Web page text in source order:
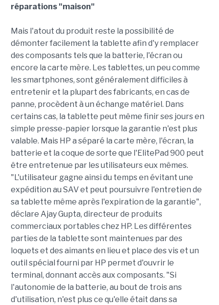
réparations "maison"
Mais l'atout du produit reste la possibilité de
démonter facilement la tablette afin d'y remplacer
des composants tels que la batterie, l'écran ou
encore la carte mère. Les tablettes, un peu comme
les smartphones, sont généralement difficiles à
entretenir et la plupart des fabricants, en cas de
panne, procèdent à un échange matériel. Dans
certains cas, la tablette peut même finir ses jours en
simple presse-papier lorsque la garantie n'est plus
valable. Mais HP a séparé la carte mère, l'écran, la
batterie et la coque de sorte que l'ElitePad 900 peut
être entretenue par les utilisateurs eux mêmes.
"L'utilisateur gagne ainsi du temps en évitant une
expédition au SAV et peut poursuivre l'entretien de
sa tablette même après l'expiration de la garantie",
déclare Ajay Gupta, directeur de produits
commerciaux portables chez HP. Les différentes
parties de la tablette sont maintenues par des
loquets et des aimants en lieu et place des vis et un
outil spécial fourni par HP permet d'ouvrir le
terminal, donnant accès aux composants. "Si
l'autonomie de la batterie, au bout de trois ans
d'utilisation, n'est plus ce qu'elle était dans sa